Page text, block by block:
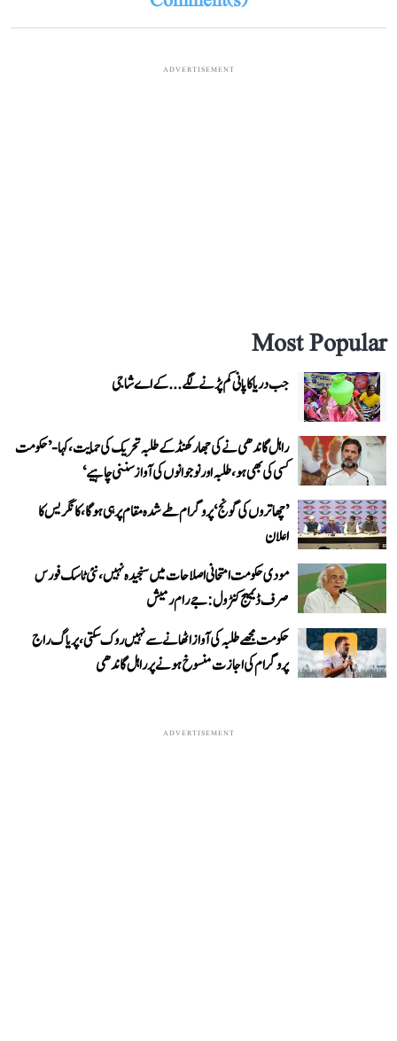
ADVERTISEMENT
Most Popular
جب دریا کا پانی کم پڑنے لگے...کے اے شاجی
راہل گاندھی نے کی جھارکھنڈ کے طلبہ تحریک کی حمایت، کہا- ’حکومت
کسی کی بھی ہو، طلبہ اور نوجوانوں کی آواز سننی چاہیے‘
’چھاتروں کی گونج‘ پروگرام طے شدہ مقام پر ہی ہوگا، کانگریس کا
اعلان
مودی حکومت امتحانی اصلاحات میں سنجیدہ نہیں، نئی ٹاسک فورس
صرف ڈیمیج کنٹرول: جے رام رمیش
حکومت مجھے طلبہ کی آواز اٹھانے سے نہیں روک سکتی، پریاگ راج
پروگرام کی اجازت منسوخ ہونے پر راہل گاندھی
ADVERTISEMENT